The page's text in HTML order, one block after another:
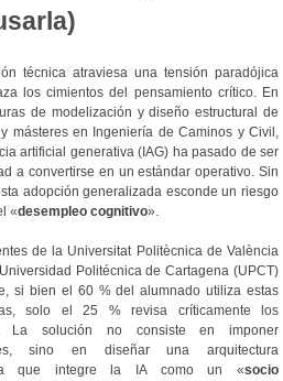
técnica atraviesa una tensión paradójica
los cimientos del pensamiento crítico. En
de modelización y diseño estructural de
másteres en Ingeniería de Caminos y Civil,
artificial generativa (IAG) ha pasado de ser
a convertirse en un estándar operativo. Sin
adopción generalizada esconde un riesgo
«desempleo cognitivo».
de la Universitat Politècnica de València
Politécnica de Cartagena (UPCT)
si bien el 60 % del alumnado utiliza estas
solo el 25 % revisa críticamente los
La solución no consiste en imponer
sino en diseñar una arquitectura
que integre la IA como un «socio